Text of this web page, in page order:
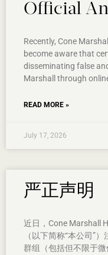
Official
Recently, Cone
become aware that
disseminating false
Marshall through
READ MORE »
July 17, 2026
严正声明
近日，Cone Marshall
（以下简称“本公司”
群组（包括但不限于